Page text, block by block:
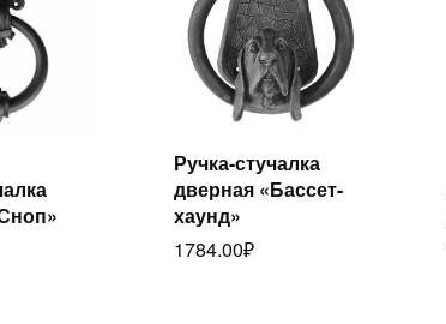
Читать
Ручка-стучалка
дверная «Бассет-
хаунд»
1784.00₽